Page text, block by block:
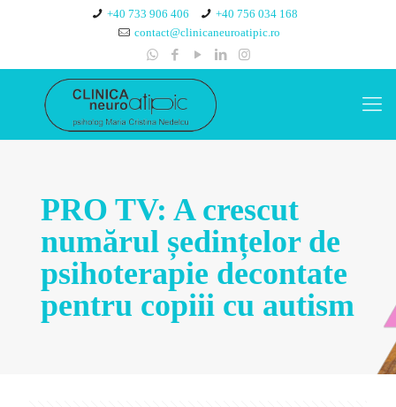
+40 733 906 406
+40 756 034 168
contact@clinicaneuroatipic.ro
PRO TV: A crescut
numărul ședințelor de
psihoterapie decontate
pentru copiii cu autism